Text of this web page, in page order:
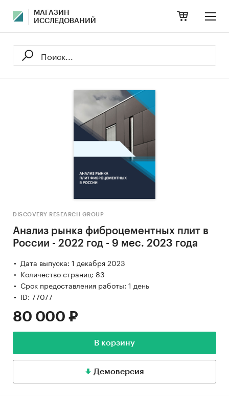
МАГАЗИН
ИССЛЕДОВАНИЙ
DISCOVERY RESEARCH GROUP
Анализ рынка фиброцементных плит в
России - 2022 год - 9 мес. 2023 года
Дата выпуска: 1 декабря 2023
Количество страниц: 83
Срок предоставления работы: 1 день
ID: 77077
80 000 ₽
В корзину
Демоверсия